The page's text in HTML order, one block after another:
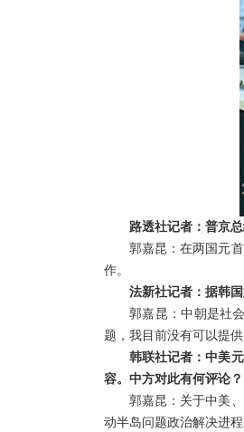
路透社记者：普京
郭嘉昆：在两国元
作。
法新社记者：据韩
郭嘉昆：中朝是社
题，我目前没有可以提供
韩联社记者：中美
容。中方对此有何评论？
郭嘉昆：关于中美
动半岛问题政治解决进程